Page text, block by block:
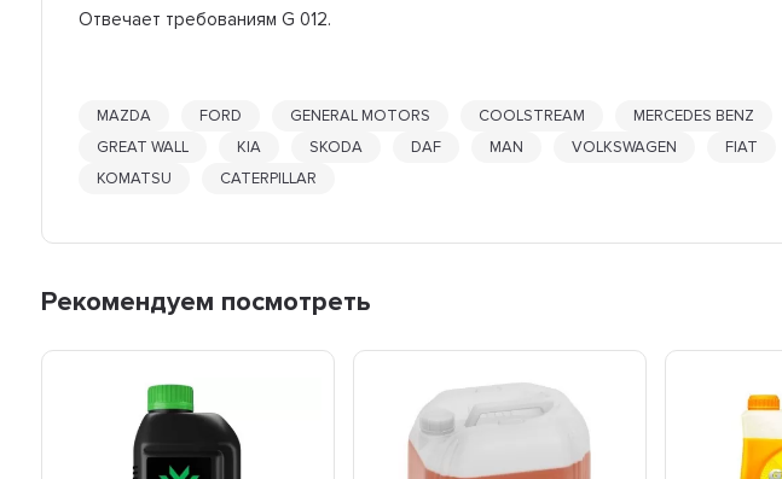
Отвечает требованиям G 012.
MAZDA FORD GENERAL MOTORS COOLSTREAM MERCEDES BENZ
GREAT WALL
KIA SKODA DAF MAN VOLKSWAGEN FIAT
KOMATSU
CATERPILLAR
Рекомендуем посмотреть